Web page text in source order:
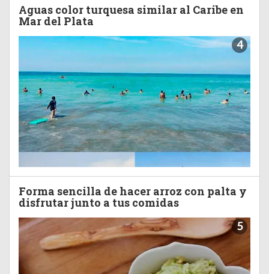
Aguas color turquesa similar al Caribe en
Mar del Plata
4
Forma sencilla de hacer arroz con palta y
disfrutar junto a tus comidas
5